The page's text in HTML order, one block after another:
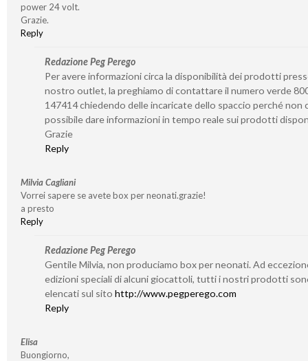
power 24 volt.
Grazie.
Reply
Redazione Peg Perego
Per avere informazioni circa la disponibilità dei prodotti
nostro outlet, la preghiamo di contattare il numero verde
147414 chiedendo delle incaricate dello spaccio perché non
possibile dare informazioni in tempo reale sui prodotti
Grazie
Reply
Milvia Cagliani
Vorrei sapere se avete box per neonati.grazie!
a presto
Reply
Redazione Peg Perego
Gentile Milvia, non produciamo box per neonati. Ad
edizioni speciali di alcuni giocattoli, tutti i nostri prodotti
elencati sul sito http://www.pegperego.com
Reply
Elisa
Buongiorno,